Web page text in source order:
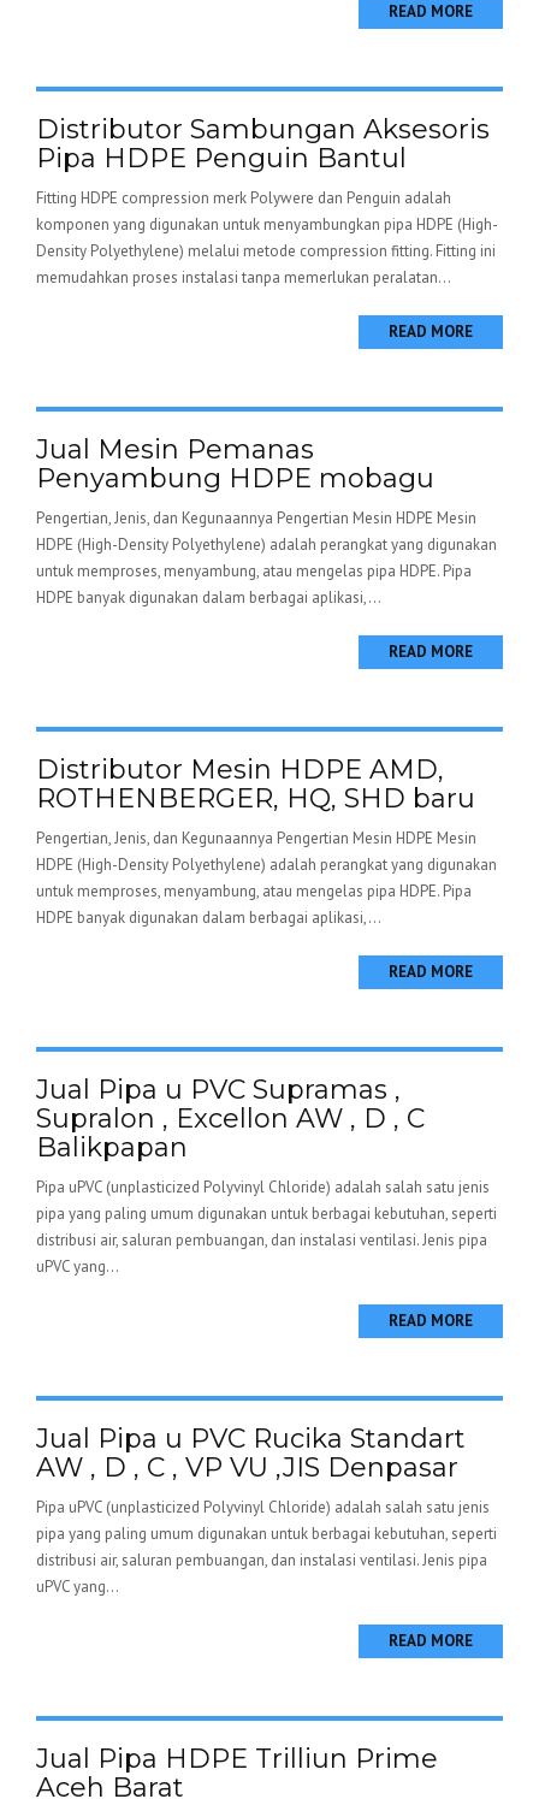
READ MORE
Distributor Sambungan Aksesoris
Pipa HDPE Penguin Bantul
Fitting HDPE compression merk Polywere dan Penguin adalah
komponen yang digunakan untuk menyambungkan pipa HDPE (High-
Density Polyethylene) melalui metode compression fitting. Fitting ini
memudahkan proses instalasi tanpa memerlukan peralatan...
READ MORE
Jual Mesin Pemanas
Penyambung HDPE mobagu
Pengertian, Jenis, dan Kegunaannya Pengertian Mesin HDPE Mesin
HDPE (High-Density Polyethylene) adalah perangkat yang digunakan
untuk memproses, menyambung, atau mengelas pipa HDPE. Pipa
HDPE banyak digunakan dalam berbagai aplikasi,...
READ MORE
Distributor Mesin HDPE AMD,
ROTHENBERGER, HQ, SHD baru
Pengertian, Jenis, dan Kegunaannya Pengertian Mesin HDPE Mesin
HDPE (High-Density Polyethylene) adalah perangkat yang digunakan
untuk memproses, menyambung, atau mengelas pipa HDPE. Pipa
HDPE banyak digunakan dalam berbagai aplikasi,...
READ MORE
Jual Pipa u PVC Supramas ,
Supralon , Excellon AW , D , C
Balikpapan
Pipa uPVC (unplasticized Polyvinyl Chloride) adalah salah satu jenis
pipa yang paling umum digunakan untuk berbagai kebutuhan, seperti
distribusi air, saluran pembuangan, dan instalasi ventilasi. Jenis pipa
uPVC yang...
READ MORE
Jual Pipa u PVC Rucika Standart
AW , D , C , VP VU ,JIS Denpasar
Pipa uPVC (unplasticized Polyvinyl Chloride) adalah salah satu jenis
pipa yang paling umum digunakan untuk berbagai kebutuhan, seperti
distribusi air, saluran pembuangan, dan instalasi ventilasi. Jenis pipa
uPVC yang...
READ MORE
Jual Pipa HDPE Trilliun Prime
Aceh Barat